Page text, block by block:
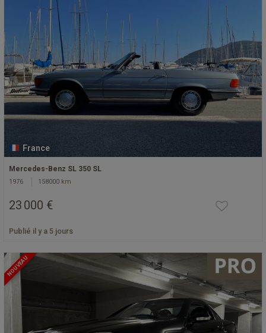
France
Mercedes-Benz SL 350 SL
1976 158000 km
23 000 €
Publié il y a 5 jours
NOUVEAU